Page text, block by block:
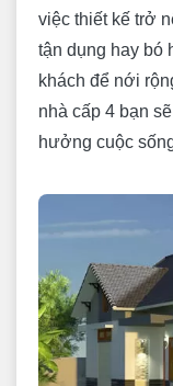
việc thiết kế trở
tận dụng hay bó
khách để nới
nhà cấp 4 bạn
hưởng cuộc